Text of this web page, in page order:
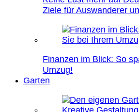
Ziele für Auswanderer
Finanzen im Blick: So
Umzug!
Garten